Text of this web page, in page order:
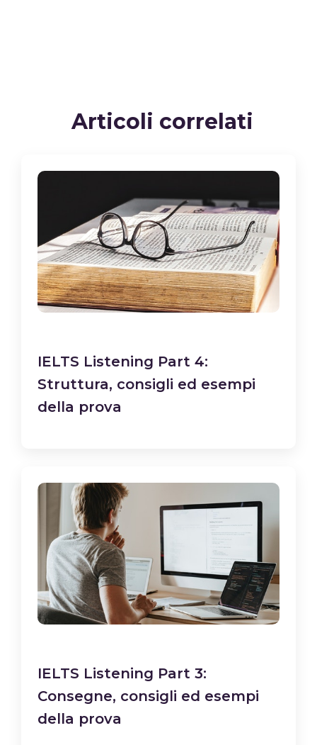
Articoli correlati
IELTS Listening Part 4:
Struttura, consigli ed esempi
della prova
IELTS Listening Part 3:
Consegne, consigli ed esempi
della prova